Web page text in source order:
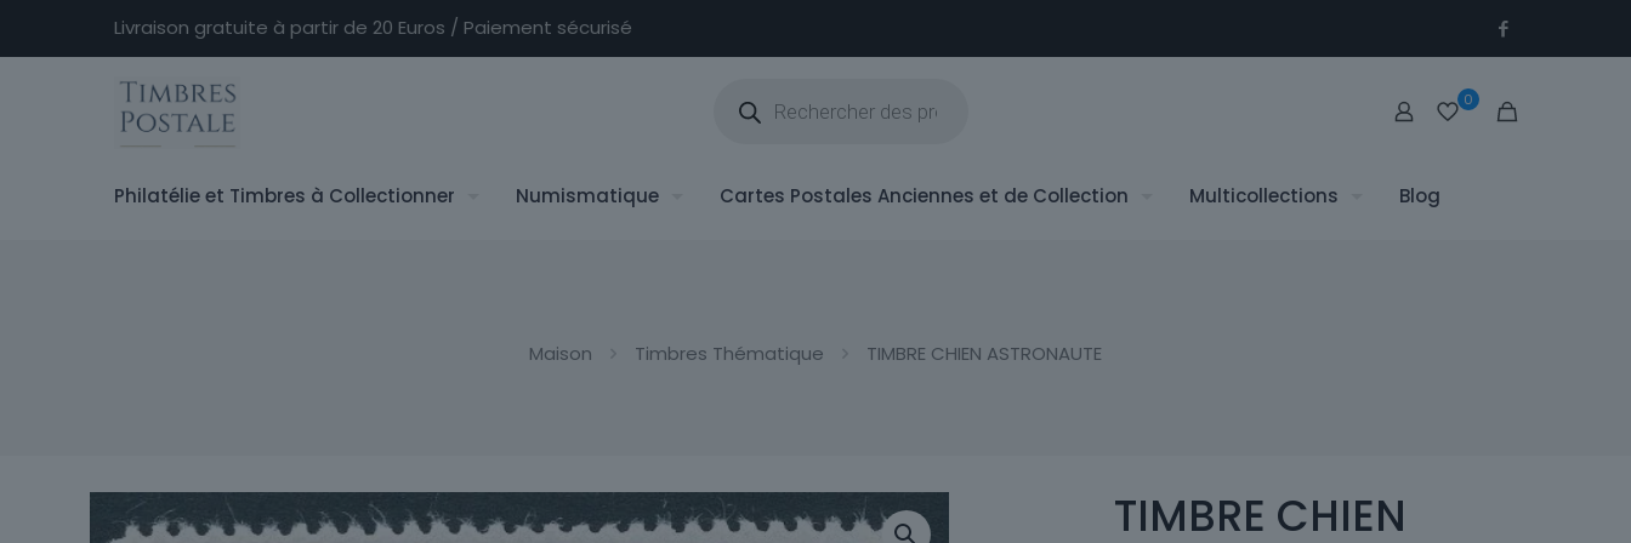
Livraison gratuite à partir de 20 Euros / Paiement sécurisé
produits
0
Philatélie et Timbres à Collectionner Numismatique Cartes Postales Anciennes et de Collection Multicollections Blog
Maison Timbres Thématique TIMBRE CHIEN ASTRONAUTE
TIMBRE CHIEN